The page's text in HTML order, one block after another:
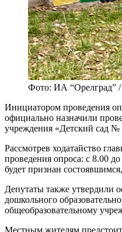
Фото: ИА “Орелград” /
Инициатором проведения
официально назначили
учреждения «Детский сад №
Рассмотрев ходатайство
проведения опроса: с 8.00
будет признан
Депутаты также утвердили
дошкольного
общеобразовательному